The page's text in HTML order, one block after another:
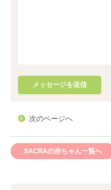
次のページへ
SACRAの赤ちゃん一覧へ